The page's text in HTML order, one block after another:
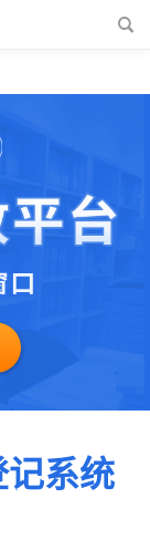
系统